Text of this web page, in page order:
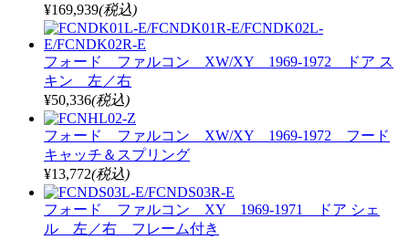
¥169,939(税込)
フォード ファルコン XW/XY 1969-1972 ドア ス
キン 左／右
¥50,336(税込)
フォード ファルコン XW/XY 1969-1972 フード
キャッチ＆スプリング
¥13,772(税込)
フォード ファルコン XY 1969-1971 ドア シェ
ル 左／右 フレーム付き